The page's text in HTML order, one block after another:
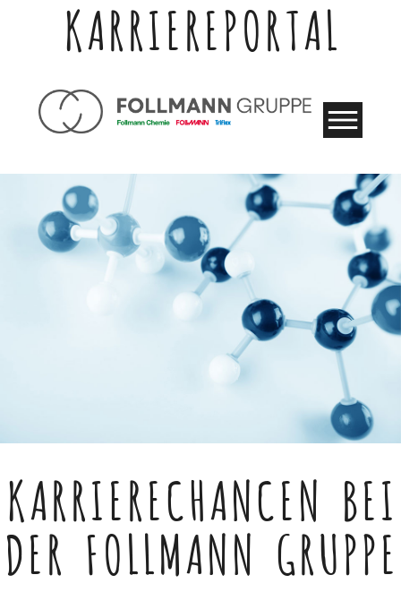
KARRIEREPORTAL
KARRIERECHANCEN BEI
DER FOLLMANN GRUPPE